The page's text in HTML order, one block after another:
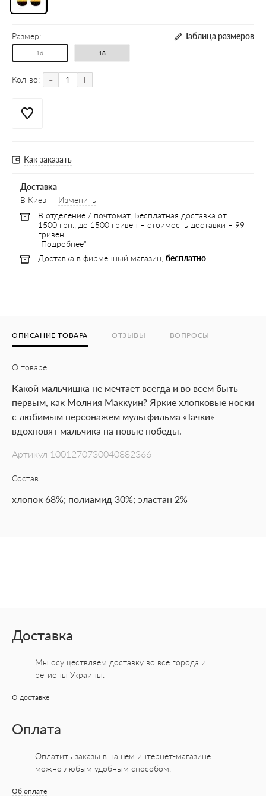
Размер: Таблица размеров
16 18
Кол-во: - +
Как заказать
Доставка
В Киев
Изменить
В отделение / почтомат, Бесплатная доставка от
1500 грн., до 1500 гривен – стоимость доставки – 99
гривен.
"Подробнее"
Доставка в фирменный магазин, бесплатно
ОПИСАНИЕ ТОВАРА ОТЗЫВЫ ВОПРОСЫ
О товаре
Какой мальчишка не мечтает всегда и во всем быть
первым, как Молния Маккуин? Яркие хлопковые носки
с любимым персонажем мультфильма «Тачки»
вдохновят мальчика на новые победы.
Артикул 1001270730040882366
Состав
хлопок 68%; полиамид 30%; эластан 2%
Доставка
Мы осуществляем доставку во все города и
регионы Украины.
О доставке
Оплата
Оплатить заказы в нашем интернет-магазине
можно любым удобным способом.
Об оплате